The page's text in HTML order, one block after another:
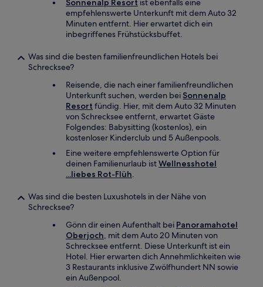
Sonnenalp Resort ist ebenfalls eine
empfehlenswerte Unterkunft mit dem Auto 32
Minuten entfernt. Hier erwartet dich ein
inbegriffenes Frühstücksbuffet.
Was sind die besten familienfreundlichen Hotels bei
Schrecksee?
Reisende, die nach einer familienfreundlichen
Unterkunft suchen, werden bei Sonnenalp
Resort fündig. Hier, mit dem Auto 32 Minuten
von Schrecksee entfernt, erwartet Gäste
Folgendes: Babysitting (kostenlos), ein
kostenloser Kinderclub und 5 Außenpools.
Eine weitere empfehlenswerte Option für
deinen Familienurlaub istWellnesshotel
...liebes Rot-Flüh.
Was sind die besten Luxushotels in der Nähe von
Schrecksee?
Gönn dir einen Aufenthalt bei Panoramahotel
Oberjoch, mit dem Auto 20 Minuten von
Schrecksee entfernt. Diese Unterkunft ist ein
Hotel. Hier erwarten dich Annehmlichkeiten wie
3 Restaurants inklusive Zwölfhundert NN sowie
ein Außenpool.